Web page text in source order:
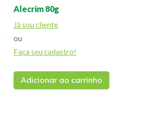
Alecrim 80g
Já sou cliente
ou
Faça seu cadastro!
Adicionar ao carrinho